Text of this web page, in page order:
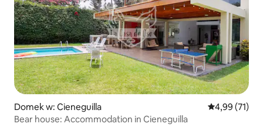
Domek w: Cieneguilla Średnia
4,99 (71)
Bear house: Accommodation in Cieneguilla